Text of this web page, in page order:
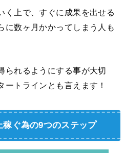
く上で、すぐに成果を出せる
に数ヶ月かかってしまう人も
られるようにする事が大切
ートラインとも言えます！
ぐ為の9つのステップ